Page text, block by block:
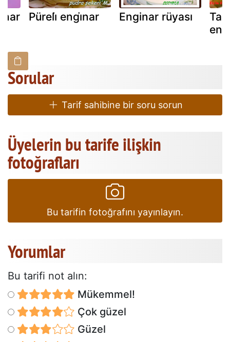
Püreli̇ engi̇nar Enginar rüyası
Sorular
Tarif sahibine bir soru sorun
Üyelerin bu tarife ilişkin
fotoğrafları
Bu tarifin fotoğrafını yayınlayın.
Yorumlar
Bu tarifi not alın:
Mükemmel!
Çok güzel
Güzel